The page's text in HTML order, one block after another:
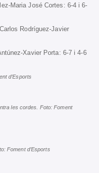
Maria José Cortes: 6-4 i 6-
Rodríguez-Javier
Xavier Porta: 6-7 i 4-6
d’Esports
les cordes. Foto: Foment
Foment d’Esports